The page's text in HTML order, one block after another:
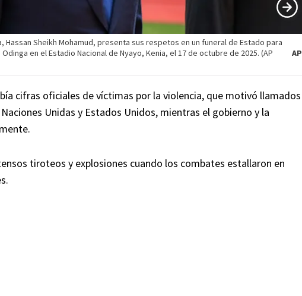
Hassan Sheikh Mohamud, presenta sus respetos en un funeral de Estado para
en el Estadio Nacional de Nyayo, Kenia, el 17 de octubre de 2025. (AP
AP
cifras oficiales de víctimas por la violencia, que motivó llamados
Unidas y Estados Unidos, mientras el gobierno y la
tiroteos y explosiones cuando los combates estallaron en